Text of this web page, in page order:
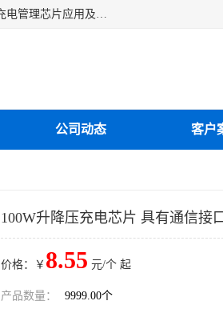
深圳市蓝鲸源科技有限公司是一家专注于开关型充电管理IC、线性充电管理IC、升压充电管理IC等各类电池充电管理芯片应用及芯片销售的企业，多年来公司为众多企业解决充电应用难题，设计缺陷，EMC超量等问题，是一家以充电技术指导为核心的充电芯片销售公司。
公司动态 客户
100W升降压充电芯片 具有通信接
价格：￥ 8.55 元/个 起
产品数量： 9999.00个